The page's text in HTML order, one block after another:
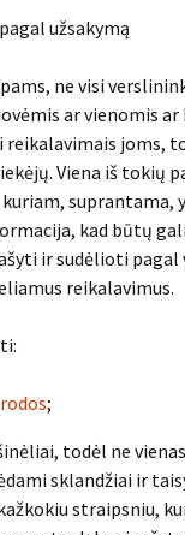
užsakymą
ne visi
ar vienomis
joms,
Viena iš tokių
suprantama,
kad būtų
ir sudėlioti pagal
reikalavimus.
;
todėl ne
sklandžiai ir
straipsniu,